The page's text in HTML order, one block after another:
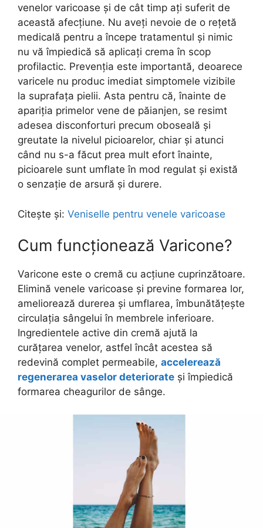
venelor varicoase și de cât timp ați suferit de
această afecțiune. Nu aveți nevoie de o rețetă
medicală pentru a începe tratamentul și nimic
nu vă împiedică să aplicați crema în scop
profilactic. Prevenția este importantă, deoarece
varicele nu produc imediat simptomele vizibile
la suprafața pielii. Asta pentru că, înainte de
apariția primelor vene de păianjen, se resimt
adesea disconforturi precum oboseală și
greutate la nivelul picioarelor, chiar și atunci
când nu s-a făcut prea mult efort înainte,
picioarele sunt umflate în mod regulat și există
o senzație de arsură și durere.
Citește și: Veniselle pentru venele varicoase
Cum funcționează Varicone?
Varicone este o cremă cu acțiune cuprinzătoare.
Elimină venele varicoase și previne formarea lor,
ameliorează durerea și umflarea, îmbunătățește
circulația sângelui în membrele inferioare.
Ingredientele active din cremă ajută la
curățarea venelor, astfel încât acestea să
redevină complet permeabile, accelerează
regenerarea vaselor deteriorate și împiedică
formarea cheagurilor de sânge.